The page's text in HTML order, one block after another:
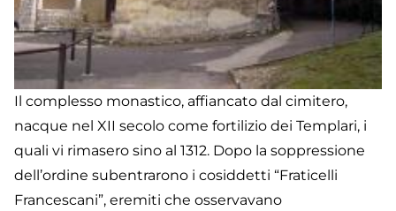
Il complesso monastico, affiancato dal cimitero,
nacque nel XII secolo come fortilizio dei Templari, i
quali vi rimasero sino al 1312. Dopo la soppressione
dell’ordine subentrarono i cosiddetti “Fraticelli
Francescani”, eremiti che osservavano